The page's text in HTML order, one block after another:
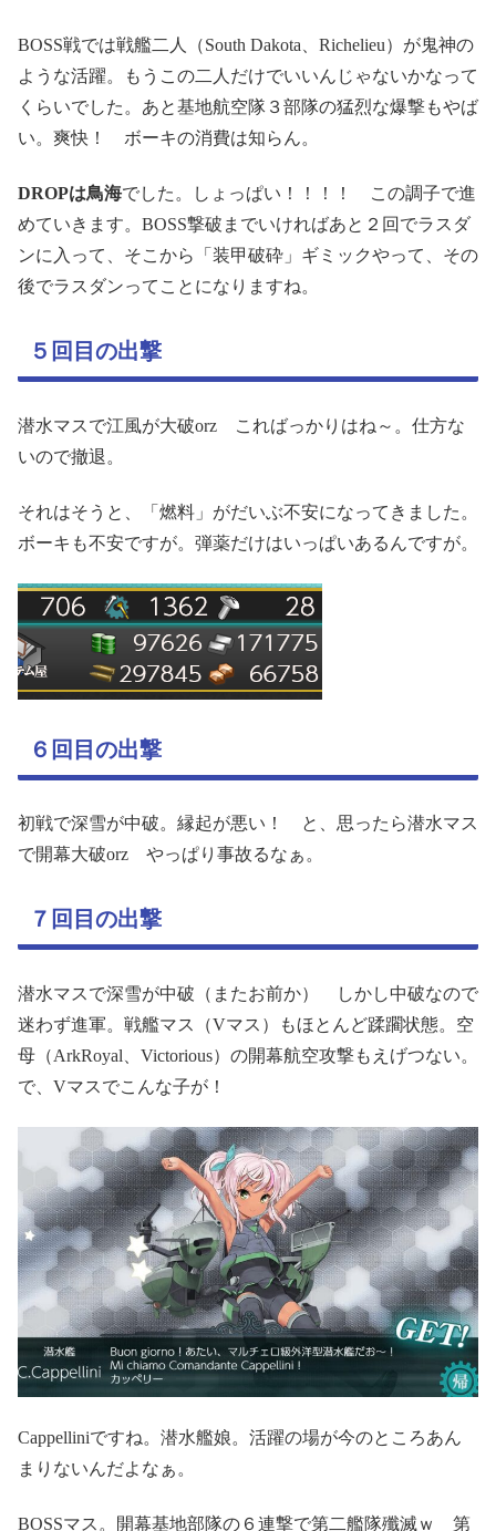
BOSS戦では戦艦二人（South Dakota、Richelieu）が鬼神の
ような活躍。もうこの二人だけでいいんじゃないかなって
くらいでした。あと基地航空隊３部隊の猛烈な爆撃もやば
い。爽快！ ボーキの消費は知らん。
DROPは鳥海でした。しょっぱい！！！！ この調子で進
めていきます。BOSS撃破までいければあと２回でラスダ
ンに入って、そこから「装甲破砕」ギミックやって、その
後でラスダンってことになりますね。
５回目の出撃
潜水マスで江風が大破orz こればっかりはね～。仕方な
いので撤退。
それはそうと、「燃料」がだいぶ不安になってきました。
ボーキも不安ですが。弾薬だけはいっぱいあるんですが。
６回目の出撃
初戦で深雪が中破。縁起が悪い！ と、思ったら潜水マス
で開幕大破orz やっぱり事故るなぁ。
７回目の出撃
潜水マスで深雪が中破（またお前か） しかし中破なので
迷わず進軍。戦艦マス（Vマス）もほとんど蹂躙状態。空
母（ArkRoyal、Victorious）の開幕航空攻撃もえげつない。
で、Vマスでこんな子が！
Cappelliniですね。潜水艦娘。活躍の場が今のところあん
まりないんだよなぁ。
BOSSマス。開幕基地部隊の６連撃で第二艦隊殲滅ｗ 第